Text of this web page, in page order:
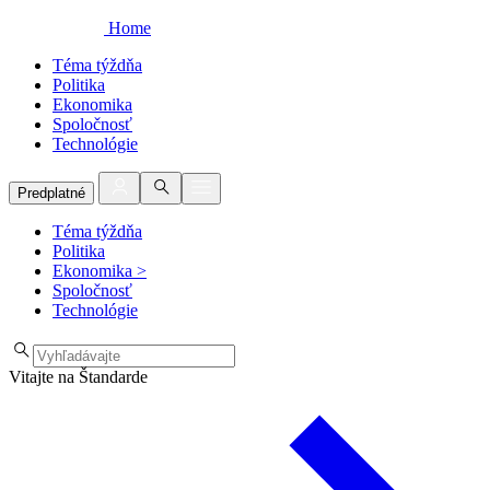
Home
Téma týždňa
Politika
Ekonomika
Spoločnosť
Technológie
Predplatné
Téma týždňa
Politika
Ekonomika >
Spoločnosť
Technológie
Vitajte na Štandarde